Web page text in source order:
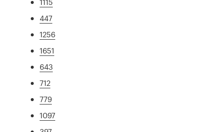
447
1256
1651
643
712
779
1097